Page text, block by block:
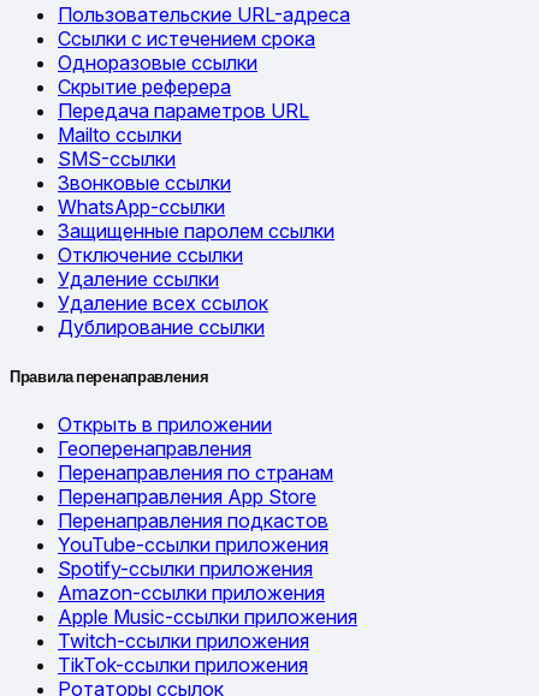
Пользовательские URL-адреса
Ссылки с истечением срока
Одноразовые ссылки
Скрытие реферера
Передача параметров URL
Mailto ссылки
SMS-ссылки
Звонковые ссылки
WhatsApp-ссылки
Защищенные паролем ссылки
Отключение ссылки
Удаление ссылки
Удаление всех ссылок
Дублирование ссылки
Правила перенаправления
Открыть в приложении
Геоперенаправления
Перенаправления по странам
Перенаправления App Store
Перенаправления подкастов
YouTube-ссылки приложения
Spotify-ссылки приложения
Amazon-ссылки приложения
Apple Music-ссылки приложения
Twitch-ссылки приложения
TikTok-ссылки приложения
Ротаторы ссылок